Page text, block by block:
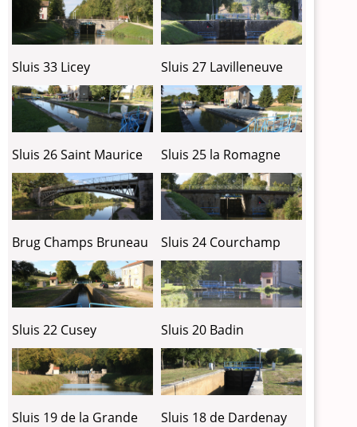
Sluis 33 Licey Sluis 27 Lavilleneuve
Sluis 26 Saint Maurice Sluis 25 la Romagne
Brug Champs Bruneau Sluis 24 Courchamp
Sluis 22 Cusey Sluis 20 Badin
Sluis 19 de la Grande
Sluis 18 de Dardenay